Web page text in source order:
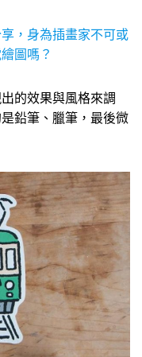
，身為插畫家不可或
圖嗎？
的效果與風格來調
鉛筆、臘筆，最後微